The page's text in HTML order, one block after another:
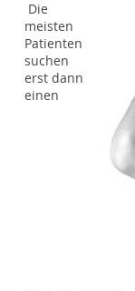
Die
meisten
Patienten
suchen
erst dann
einen